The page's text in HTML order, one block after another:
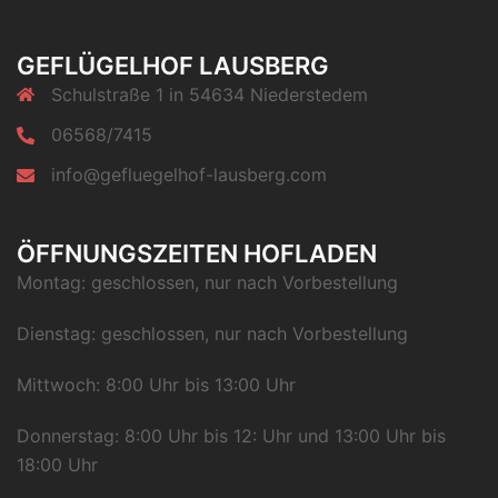
GEFLÜGELHOF LAUSBERG
Schulstraße 1 in 54634 Niederstedem
06568/7415
info@gefluegelhof-lausberg.com
ÖFFNUNGSZEITEN HOFLADEN
Montag: geschlossen, nur nach Vorbestellung
Dienstag: geschlossen, nur nach Vorbestellung
Mittwoch: 8:00 Uhr bis 13:00 Uhr
Donnerstag: 8:00 Uhr bis 12: Uhr und 13:00 Uhr bis
18:00 Uhr